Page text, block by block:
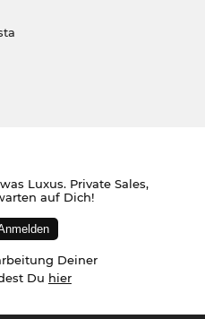
Luxus. Private Sales,
auf Dich!
Deiner
Du hier